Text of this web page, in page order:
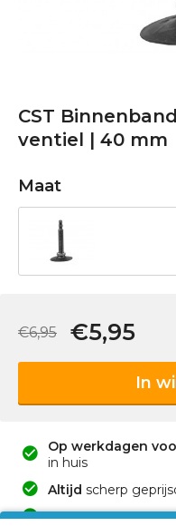
CST
ventiel | 40 mm
Maat
€5,95
€6,95
In
Op werkdagen
in huis
Altijd scherp
14 dagen